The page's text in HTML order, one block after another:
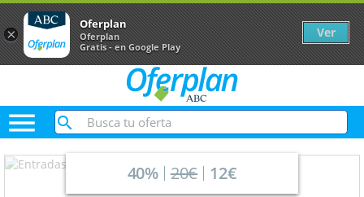

40% 20€ 12€
×
Oferplan
Oferplan
Gratis - en Google Play
Ver